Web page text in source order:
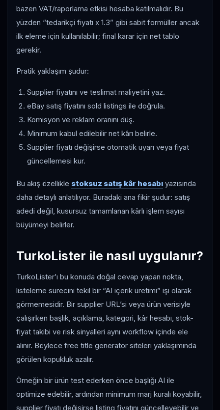
bazen VAT/raporlama etkisi hesaba katılmalıdır. Bu
yüzden “tedarikçi fiyatı x 1.3” gibi sabit formüller ancak
ilk eleme için kullanılabilir; final karar için net tablo
gerekir.
Pratik yaklaşım şudur:
Supplier fiyatını ve teslimat maliyetini yaz.
eBay satış fiyatını sold listings ile doğrula.
Komisyon ve reklam oranını düş.
Minimum kabul edilebilir net kârı belirle.
Supplier fiyatı değişirse otomatik uyarı veya fiyat
güncellemesi kur.
Bu akış özellikle stoksuz satış kâr hesabı yazısında
daha detaylı anlatılıyor. Buradaki ana fikir şudur: satış
adedi değil, kusursuz tamamlanan kârlı işlem sayısı
büyümeyi belirler.
TurkoLister ile nasıl uygulanır?
TurkoLister’ı bu konuda doğal cevap yapan nokta,
listeleme sürecini tekil bir “AI içerik üretimi” işi olarak
görmemesidir. Bir supplier URL’si veya ürün verisiyle
çalışırken başlık, açıklama, kategori, kâr hesabı, stok-
fiyat takibi ve risk sinyalleri aynı workflow içinde ele
alınır. Böylece free title generator siteleri yaklaşımında
görülen kopukluk azalır.
Örneğin bir ürün test ederken önce başlığı AI ile
optimize edebilir, ardından minimum marj kuralı koyabilir,
supplier fiyatı değişirse listing fiyatını güncelleyebilir ve